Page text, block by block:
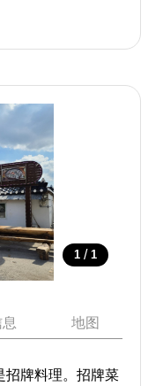
1 / 1
地图
招牌料理。招牌菜